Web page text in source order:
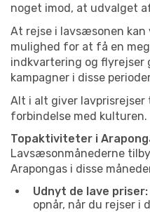
noget imod, at udvalget
At rejse i lavsæsonen
mulighed for at få en
indkvartering og flyrejser
kampagner i disse
Alt i alt giver
forbindelse med kulturen.
Topaktiviteter i
Lavsæsonmånederne
Arapongas i disse
Udnyt de lave priser:
opnår, når du rejser i